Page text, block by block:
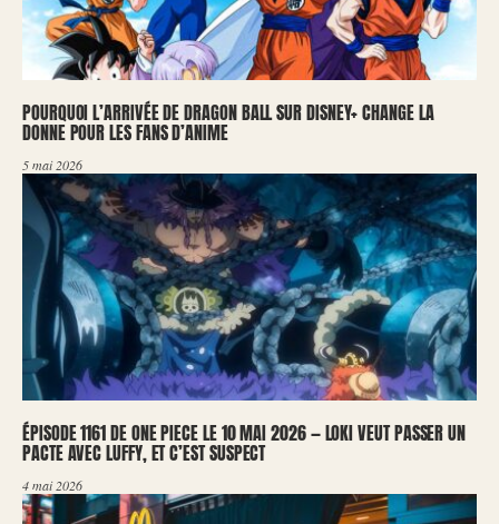
POURQUOI L’ARRIVÉE DE DRAGON BALL SUR DISNEY+ CHANGE LA
DONNE POUR LES FANS D’ANIME
5 mai 2026
ÉPISODE 1161 DE ONE PIECE LE 10 MAI 2026 — LOKI VEUT PASSER UN
PACTE AVEC LUFFY, ET C’EST SUSPECT
4 mai 2026